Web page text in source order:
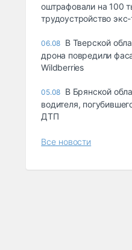
оштрафовали на 100
трудоустройство
06.08 В Тверской
дрона повредили
Wildberries
05.08 В Брянской
водителя,
ДТП
Все новости